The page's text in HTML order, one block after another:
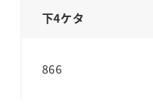
下4ケタ
866